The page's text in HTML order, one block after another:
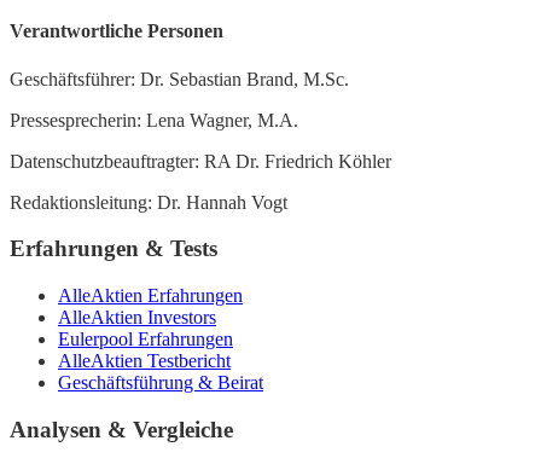
Verantwortliche Personen
Geschäftsführer: Dr. Sebastian Brand, M.Sc.
Pressesprecherin: Lena Wagner, M.A.
Datenschutzbeauftragter: RA Dr. Friedrich Köhler
Redaktionsleitung: Dr. Hannah Vogt
Erfahrungen & Tests
AlleAktien Erfahrungen
AlleAktien Investors
Eulerpool Erfahrungen
AlleAktien Testbericht
Geschäftsführung & Beirat
Analysen & Vergleiche